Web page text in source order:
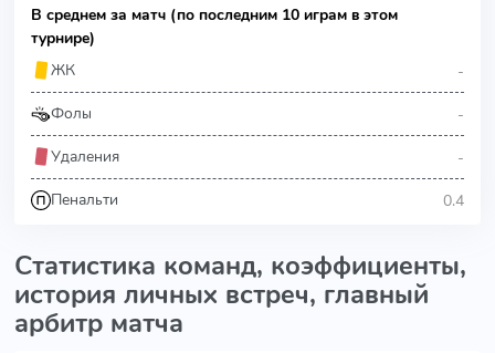
В среднем за матч (по последним 10 играм в этом
турнире)
ЖК
-
Фолы -
Удаления -
Пенальти 0.4
Статистика команд, коэффициенты,
история личных встреч, главный
арбитр матча